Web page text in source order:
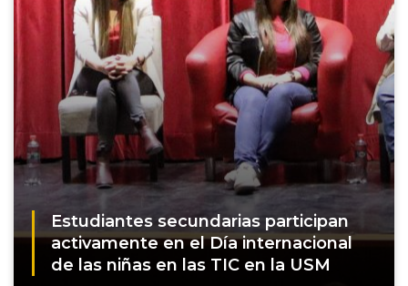
Estudiantes secundarias participan
activamente en el Día internacional
de las niñas en las TIC en la USM